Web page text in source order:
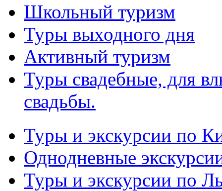
Школьный туризм
Туры выходного дня
Активный туризм
Туры свадебные, для
свадьбы.
Туры и экскурсии по
Однодневные
Туры и экскурсии по